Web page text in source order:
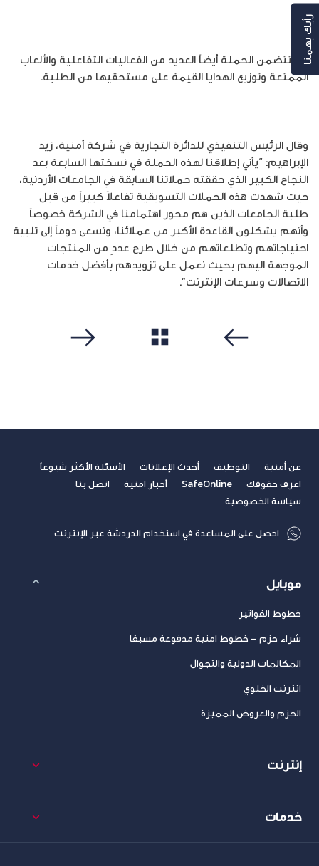
وستتضمن الحملة أيضاً العديد من الفعاليات التفاعلية والألعاب
الممتعة وتوزيع الهدايا القيمة على مستحقيها من الطلبة.
وقال الرئيس التنفيذي للدائرة التجارية في شركة أمنية، زيد
الإبراهيم: “يأتي إطلاقنا لهذه الحملة في نسختها السابعة بعد
النجاح الكبير الذي حققته حملاتنا السابقة في الجامعات الأردنية،
حيث شهدت هذه الحملات التسويقية تفاعلاً كبيراً من قبل
طلبة الجامعات الذين هم محور اهتمامنا في الشركة خصوصاً
وأنهم يشكلون القاعدة الأكبر من عملائنا، ونسعى دوماً إلى تلبية
احتياجاتهم وتطلعاتهم من خلال طرح عددٍ من المنتجات
الموجهة اليهم بحيث نعمل على تزويدهم بأفضل خدمات
الاتصالات وسرعات الإنترنت”.
عن أمنية التوظيف أحدث الإعلانات
الأسئلة الأكثر شيوعاً
اعرف حقوقك
SafeOnline أخبار امنية
اتصل بنا
سياسة الخصوصية
احصل على المساعدة في استخدام الدردشة عبر الإنترنت
موبايل
خطوط الفواتير
شراء حزم – خطوط امنية مدفوعة مسبقا
المكالمات الدولية والتجوال
انترنت الخلوي
الحزم والعروض المميزة
إنترنت
خدمات
رأيك بهمنا